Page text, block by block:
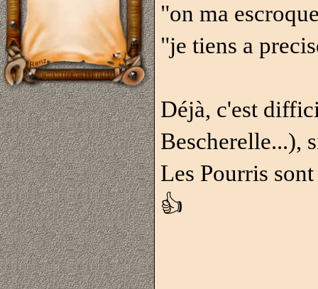
"on ma
"je tiens a
Déjà, c'est
Bescherelle...),
Les Pourris
👍